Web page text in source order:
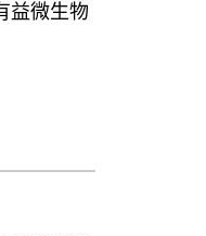
益微生物